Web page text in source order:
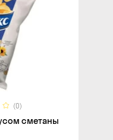
(0)
сметаны